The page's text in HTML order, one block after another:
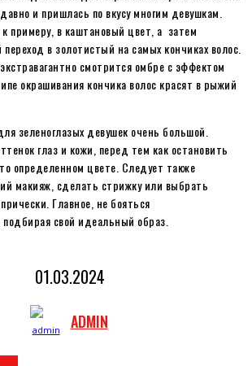
и пришлась по вкусу многим девушкам.
примеру, в каштановый цвет, а затем
в золотистый на самых кончиках волос.
смотрится омбре с эффектом
окрашивания кончика волос красят в рыжий
зеленоглазых девушек очень большой.
глаз и кожи, перед тем как остановить
определенном цвете. Следует также
макияж, сделать стрижку или выбрать
Главное, не бояться
свой идеальный образ.
01.03.2024
ADMIN